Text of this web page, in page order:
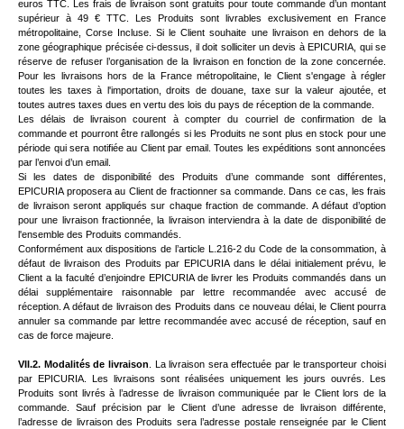
euros TTC. Les frais de livraison sont gratuits pour toute commande d’un montant
supérieur à 49 € TTC. Les Produits sont livrables exclusivement en France
métropolitaine, Corse Incluse. Si le Client souhaite une livraison en dehors de la
zone géographique précisée ci-dessus, il doit solliciter un devis à EPICURIA, qui se
réserve de refuser l’organisation de la livraison en fonction de la zone concernée.
Pour les livraisons hors de la France métropolitaine, le Client s'engage à régler
toutes les taxes à l'importation, droits de douane, taxe sur la valeur ajoutée, et
toutes autres taxes dues en vertu des lois du pays de réception de la commande.
Les délais de livraison courent à compter du courriel de confirmation de la
commande et pourront être rallongés si les Produits ne sont plus en stock pour une
période qui sera notifiée au Client par email. Toutes les expéditions sont annoncées
par l’envoi d’un email.
Si les dates de disponibilité des Produits d’une commande sont différentes,
EPICURIA proposera au Client de fractionner sa commande. Dans ce cas, les frais
de livraison seront appliqués sur chaque fraction de commande. A défaut d’option
pour une livraison fractionnée, la livraison interviendra à la date de disponibilité de
l'ensemble des Produits commandés.
Conformément aux dispositions de l’article L.216-2 du Code de la consommation, à
défaut de livraison des Produits par EPICURIA dans le délai initialement prévu, le
Client a la faculté d’enjoindre EPICURIA de livrer les Produits commandés dans un
délai supplémentaire raisonnable par lettre recommandée avec accusé de
réception. A défaut de livraison des Produits dans ce nouveau délai, le Client pourra
annuler sa commande par lettre recommandée avec accusé de réception, sauf en
cas de force majeure.
VII.2. Modalités de livraison
La livraison sera effectuée par le transporteur choisi
par EPICURIA. Les livraisons sont réalisées uniquement les jours ouvrés. Les
Produits sont livrés à l’adresse de livraison communiquée par le Client lors de la
commande. Sauf précision par le Client d’une adresse de livraison différente,
l’adresse de livraison des Produits sera l’adresse postale renseignée par le Client